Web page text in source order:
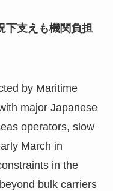
下支えも機関負担
by Maritime
major Japanese
operators, slow
March in
in the
bulk carriers